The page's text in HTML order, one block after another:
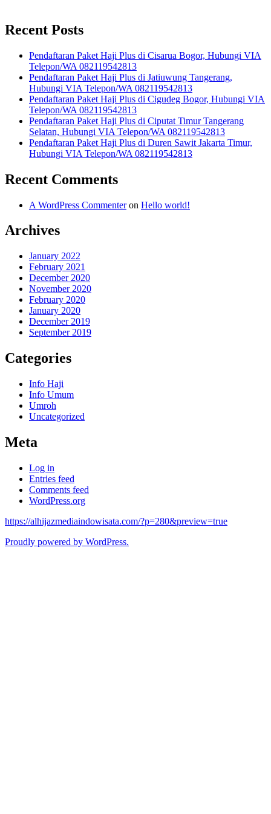
Recent Posts
Pendaftaran Paket Haji Plus di Cisarua Bogor, Hubungi VIA
Telepon/WA 082119542813
Pendaftaran Paket Haji Plus di Jatiuwung Tangerang,
Hubungi VIA Telepon/WA 082119542813
Pendaftaran Paket Haji Plus di Cigudeg Bogor, Hubungi VIA
Telepon/WA 082119542813
Pendaftaran Paket Haji Plus di Ciputat Timur Tangerang
Selatan, Hubungi VIA Telepon/WA 082119542813
Pendaftaran Paket Haji Plus di Duren Sawit Jakarta Timur,
Hubungi VIA Telepon/WA 082119542813
Recent Comments
A WordPress Commenteron Hello world!
Archives
January 2022
February 2021
December 2020
November 2020
February 2020
January 2020
December 2019
September 2019
Categories
Info Haji
Info Umum
Umroh
Uncategorized
Meta
Log in
Entries feed
Comments feed
WordPress.org
https://alhijazmediaindowisata.com/?p=280&preview=true
Proudly powered by WordPress.